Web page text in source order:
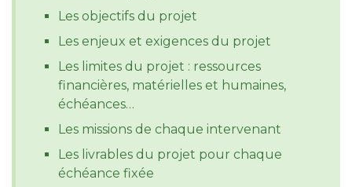
Les objectifs du projet
Les enjeux et exigences du projet
Les limites du projet : ressources
financières, matérielles et humaines,
échéances…
Les missions de chaque intervenant
Les livrables du projet pour chaque
échéance fixée